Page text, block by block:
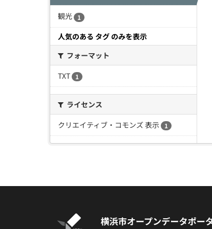
観光 1
人気のある タグ のみを表示
フォーマット
TXT
1
ライセンス
クリエイティブ・コモンズ 表示
1